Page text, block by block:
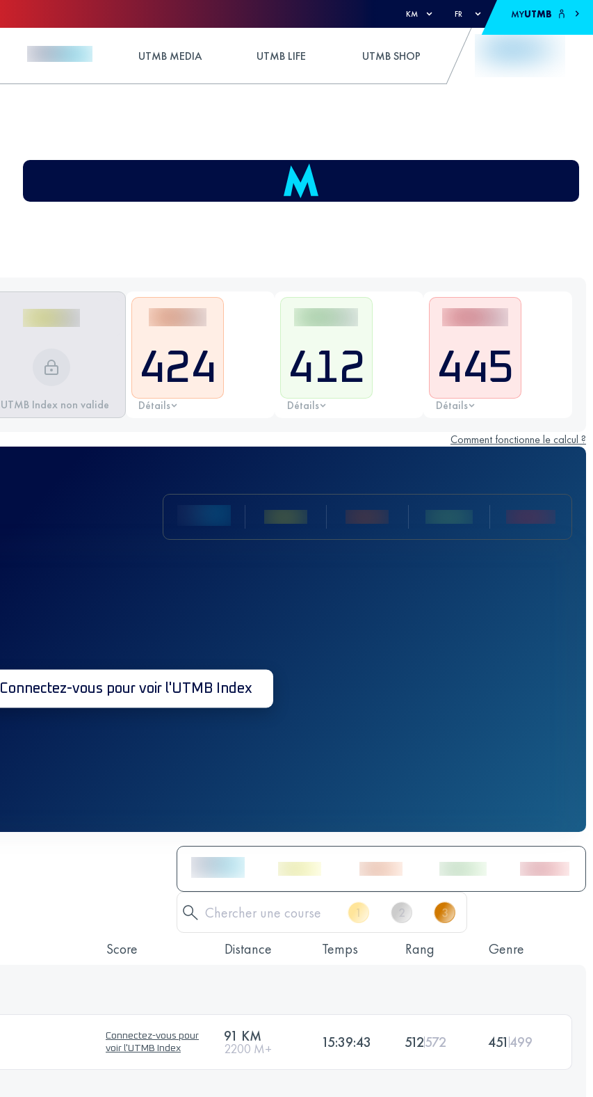
KM FR MYUTMB
UTMB MEDIA UTMB LIFE UTMB SHOP
UTMB Index non valide
424
Détails
412
Détails
445
Détails
Comment fonctionne le calcul ?
Connectez-vous pour voir l'UTMB Index
Score Distance Temps Rang Genre
Connectez-vous pour
voir l'UTMB Index
91 KM
2200 M+ 15:39:43 512572 451 499